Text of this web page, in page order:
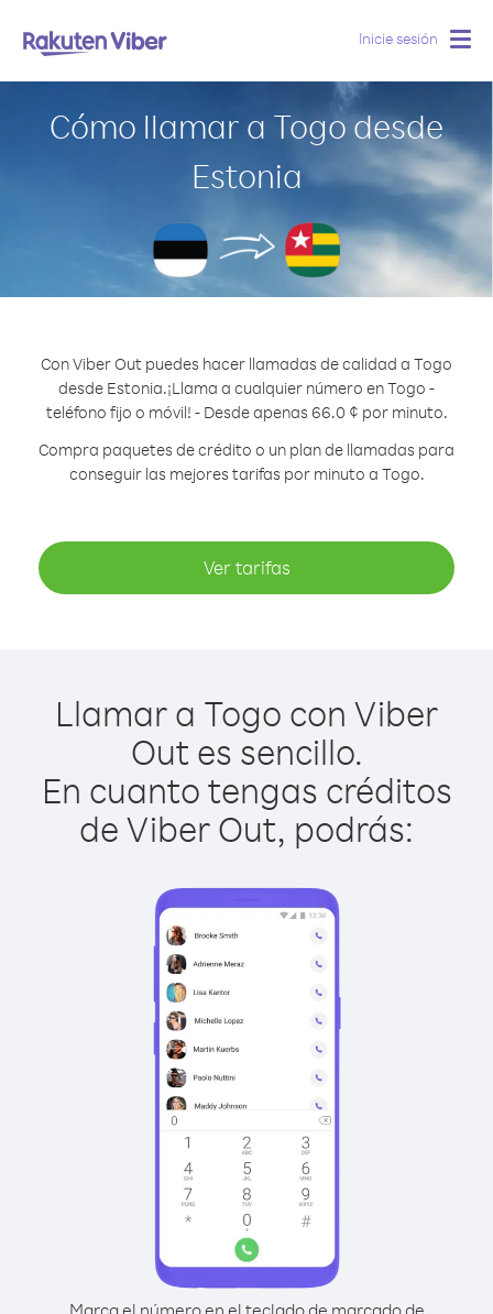
Inicie sesión
Cómo llamar a Togo desde
Estonia
Con Viber Out puedes hacer llamadas de calidad a Togo
desde Estonia.¡Llama a cualquier número en Togo -
teléfono fijo o móvil! - Desde apenas 66.0 ¢ por minuto.
Compra paquetes de crédito o un plan de llamadas para
conseguir las mejores tarifas por minuto a Togo.
Ver tarifas
Llamar a Togo con Viber
Out es sencillo.
En cuanto tengas créditos
de Viber Out, podrás:
Marca el número en el teclado de marcado de